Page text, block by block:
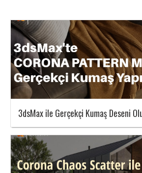
3dsMax ile Gerçekçi Kumaş Deseni